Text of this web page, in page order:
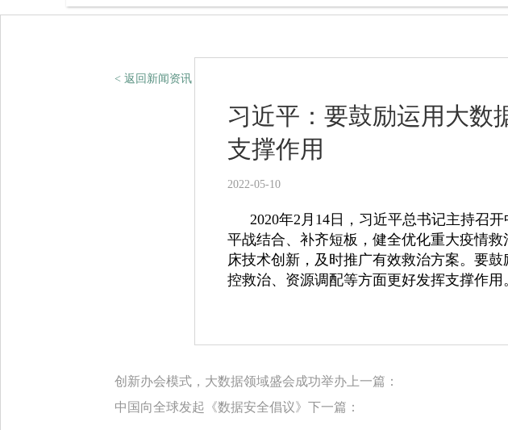
< 返回新闻资讯
习近平：要鼓励运用大数
支撑作用
2022-05-10
2020年2月14日，习近平总书记主持召
平战结合、补齐短板，健全优化重大疫情
床技术创新，及时推广有效救治方案。要
控救治、资源调配等方面更好发挥支撑作用
上一篇：
创新办会模式，大数据领域盛会成功举办
下一篇：
中国向全球发起《数据安全倡议》